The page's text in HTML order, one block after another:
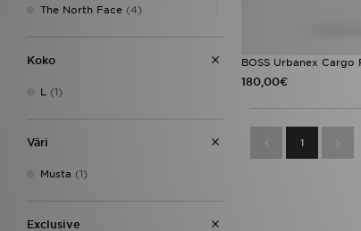
The North Face (4)
Koko
L (1)
Väri
Musta (1)
Exclusive
BOSS Urbanex Cargo
180,00€
1